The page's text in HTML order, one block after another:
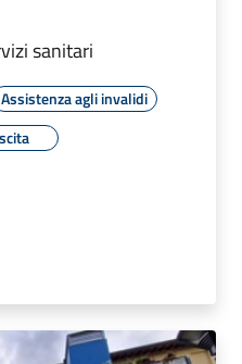
sanitari
Assistenza agli invalidi